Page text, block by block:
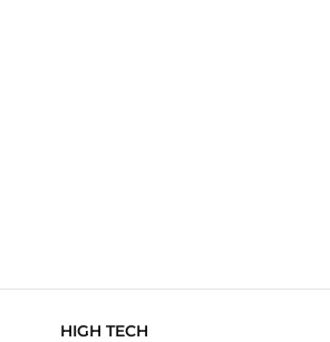
HIGH TECH